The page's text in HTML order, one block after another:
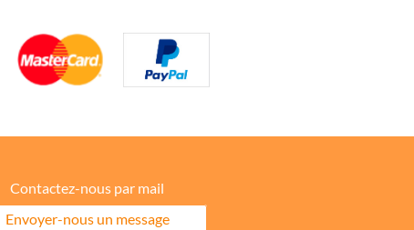
Contactez-nous par mail
Envoyer-nous un message